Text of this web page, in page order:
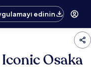
edinin
Osaka